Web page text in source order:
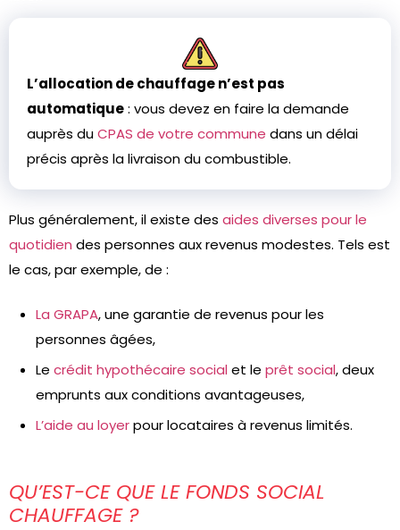
L’allocation de chauffage n’est pas
automatique: vous devez en faire la demande
auprès duCPAS de votre commune dans un délai
précis après la livraison du combustible.
Plus généralement, il existe des aides diverses pour le
quotidien des personnes aux revenus modestes. Tels est
le cas, par exemple, de :
La GRAPA, une garantie de revenus pour les
personnes âgées,
Le crédit hypothécaire social et le prêt social, deux
emprunts aux conditions avantageuses,
L’aide au loyerpour locataires à revenus limités.
QU’EST-CE QUE LE FONDS SOCIAL
CHAUFFAGE ?